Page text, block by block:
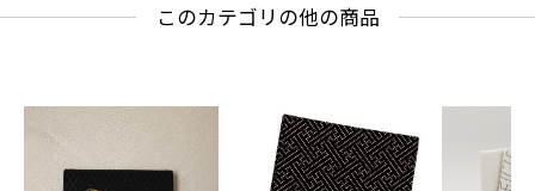
製造国：日本
■ラッピングについて
ラッピングは承っておりませんが、
専用の化粧箱にお入れしてお送りいたします。
このカテゴリの他の商品